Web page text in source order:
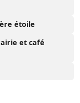
étoile
et café